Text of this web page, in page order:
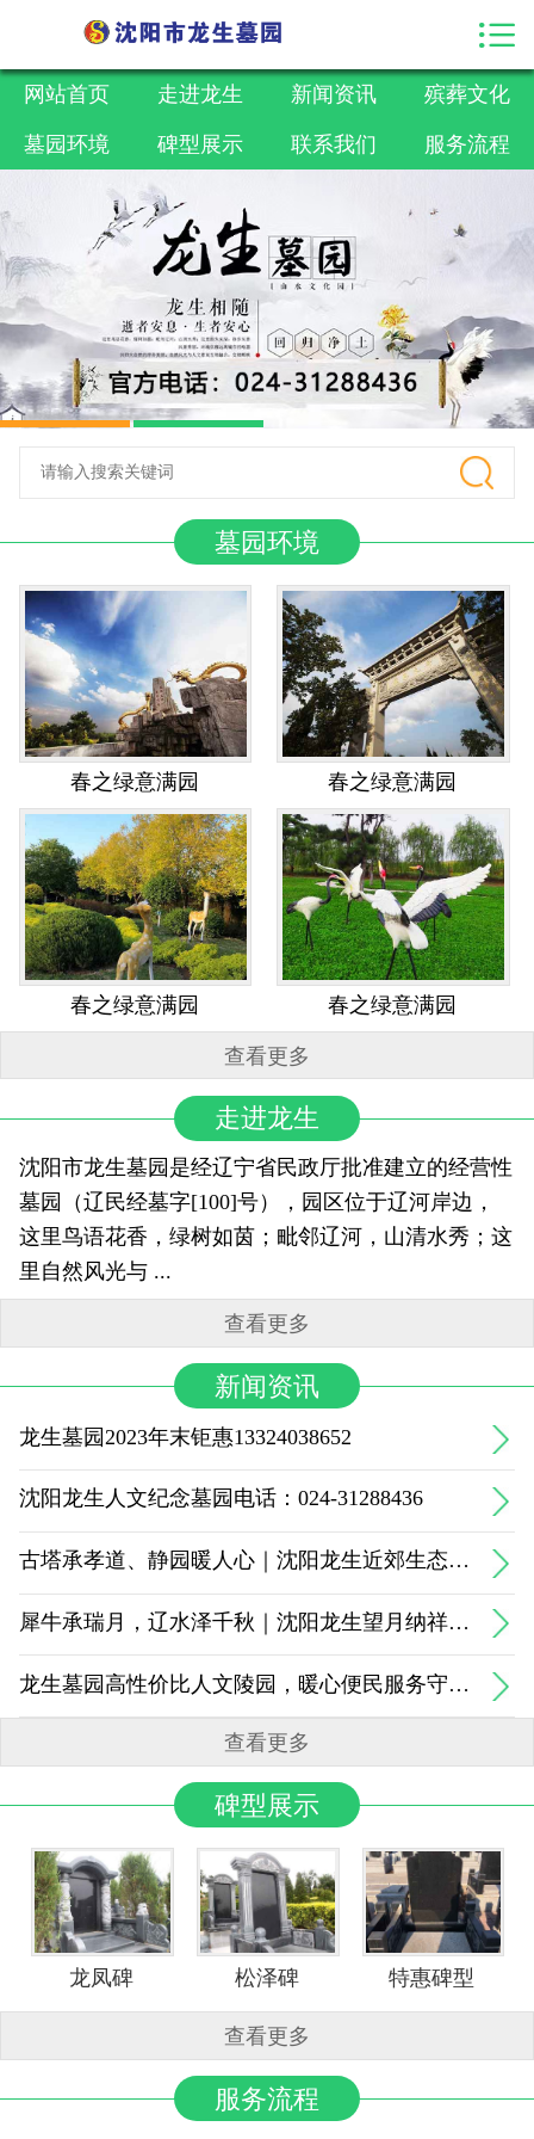
走进龙生
新闻资讯
殡葬文化
墓园环境
碑型展示
联系我们

网站首页 走进龙生 新闻资讯 殡葬文化
墓园环境 碑型展示 联系我们 服务流程
墓园环境
春之绿意满园 春之绿意满园
春之绿意满园 春之绿意满园
查看更多
走进龙生
沈阳市龙生墓园是经辽宁省民政厅批准建立的经营性
墓园（辽民经墓字[100]号），园区位于辽河岸边，
这里鸟语花香，绿树如茵；毗邻辽河，山清水秀；这
里自然风光与 ...
查看更多
新闻资讯
龙生墓园2023年末钜惠13324038652
沈阳龙生人文纪念墓园电话：024-31288436
古塔承孝道、静园暖人心｜沈阳龙生近郊生态惠民温情标杆陵园
犀牛承瑞月，辽水泽千秋｜沈阳龙生望月纳祥山水传世陵园
龙生墓园高性价比人文陵园，暖心便民服务守护岁岁思念
查看更多
碑型展示
龙凤碑 松泽碑 特惠碑型
查看更多
服务流程